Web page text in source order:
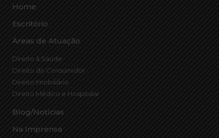
Home
Escritório
Áreas de Atuação
Direito à Saúde
Direito do Consumidor
Direito Imobiliário
Direito Médico e Hospitalar
Blog/Notícias
Na Imprensa